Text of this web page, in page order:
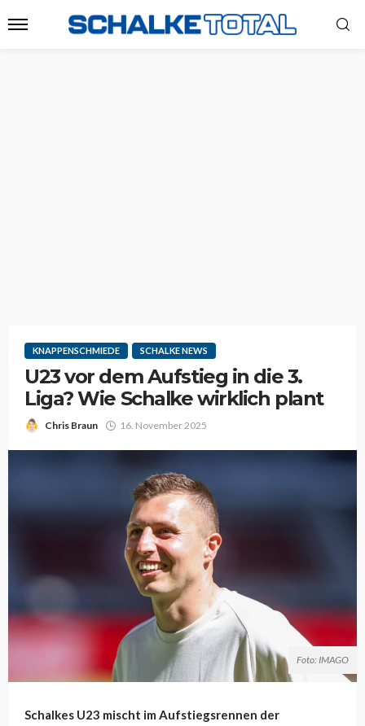
KNAPPENSCHMIEDE SCHALKE NEWS
U23 vor dem Aufstieg in die 3.
Liga? Wie Schalke wirklich plant
Chris Braun 16. November 2025
Foto: IMAGO
Schalkes U23 mischt im Aufstiegsrennen der